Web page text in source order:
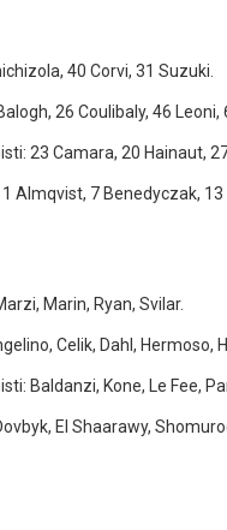
40 Corvi, 31 Suzuki.
26 Coulibaly, 46
23 Camara, 20 Hainaut,
Almqvist, 7 Benedyczak, 13
Marin, Ryan, Svilar.
Celik, Dahl, Hermoso,
Baldanzi, Kone, Le Fee,
El Shaarawy,